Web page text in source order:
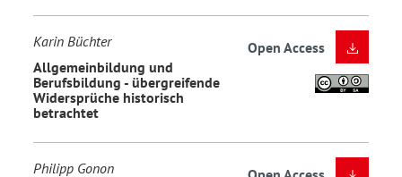
Karin Büchter
Allgemeinbildung und
Berufsbildung - übergreifende
Widersprüche historisch
betrachtet
Open Access
Philipp Gonon